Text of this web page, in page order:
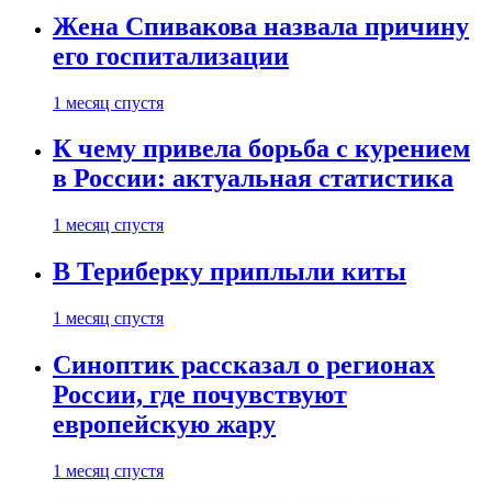
Жена Спивакова назвала причину
его госпитализации
1 месяц спустя
К чему привела борьба с курением
в России: актуальная статистика
1 месяц спустя
В Териберку приплыли киты
1 месяц спустя
Синоптик рассказал о регионах
России, где почувствуют
европейскую жару
1 месяц спустя